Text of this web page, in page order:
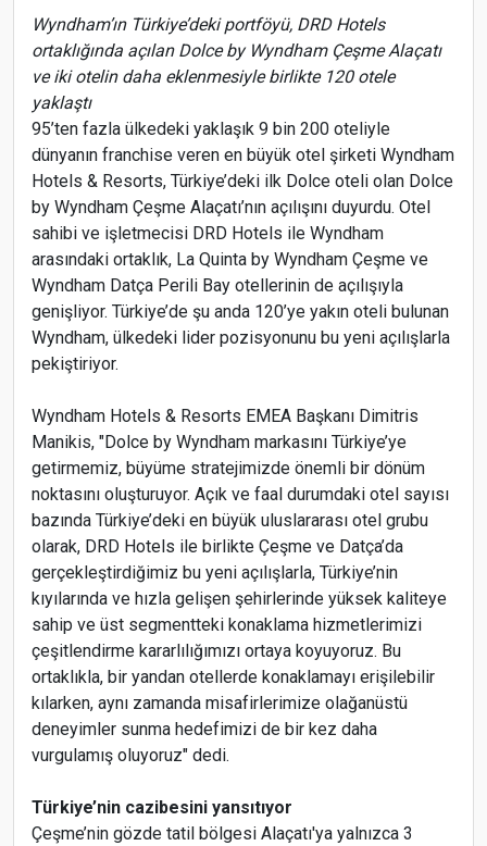
Wyndham’ın Türkiye’deki portföyü, DRD Hotels
ortaklığında açılan Dolce by Wyndham Çeşme Alaçatı
ve iki otelin daha eklenmesiyle birlikte 120 otele
yaklaştı
95’ten fazla ülkedeki yaklaşık 9 bin 200 oteliyle
dünyanın franchise veren en büyük otel şirketi Wyndham
Hotels & Resorts, Türkiye’deki ilk Dolce oteli olan Dolce
by Wyndham Çeşme Alaçatı’nın açılışını duyurdu. Otel
sahibi ve işletmecisi DRD Hotels ile Wyndham
arasındaki ortaklık, La Quinta by Wyndham Çeşme ve
Wyndham Datça Perili Bay otellerinin de açılışıyla
genişliyor. Türkiye’de şu anda 120’ye yakın oteli bulunan
Wyndham, ülkedeki lider pozisyonunu bu yeni açılışlarla
pekiştiriyor.
Wyndham Hotels & Resorts EMEA Başkanı Dimitris
Manikis, "Dolce by Wyndham markasını Türkiye’ye
getirmemiz, büyüme stratejimizde önemli bir dönüm
noktasını oluşturuyor. Açık ve faal durumdaki otel sayısı
bazında Türkiye’deki en büyük uluslararası otel grubu
olarak, DRD Hotels ile birlikte Çeşme ve Datça’da
gerçekleştirdiğimiz bu yeni açılışlarla, Türkiye’nin
kıyılarında ve hızla gelişen şehirlerinde yüksek kaliteye
sahip ve üst segmentteki konaklama hizmetlerimizi
çeşitlendirme kararlılığımızı ortaya koyuyoruz. Bu
ortaklıkla, bir yandan otellerde konaklamayı erişilebilir
kılarken, aynı zamanda misafirlerimize olağanüstü
deneyimler sunma hedefimizi de bir kez daha
vurgulamış oluyoruz" dedi.
Türkiye’nin cazibesini yansıtıyor
Çeşme’nin gözde tatil bölgesi Alaçatı'ya yalnızca 3